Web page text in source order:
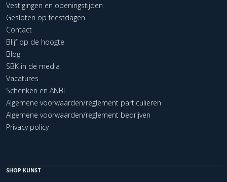
Vestigingen en openingstijden
Gesloten op feestdagen
Contact
Blijf op de hoogte
Blog
SBK in de media
Vacatures
Schenken en ANBI
Algemene voorwaarden/reglement particulieren
Algemene voorwaarden/reglement bedrijven
Privacy policy
SHOP KUNST